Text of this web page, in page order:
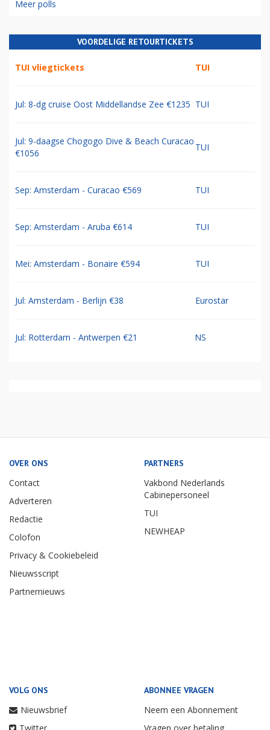
Meer polls
VOORDELIGE RETOURTICKETS
TUI vliegtickets TUI
Jul: 8-dg cruise Oost Middellandse Zee €1235 TUI
Jul: 9-daagse Chogogo Dive & Beach Curacao
€1056
TUI
Sep: Amsterdam - Curacao €569 TUI
Sep: Amsterdam - Aruba €614 TUI
Mei: Amsterdam - Bonaire €594 TUI
Jul: Amsterdam - Berlijn €38 Eurostar
Jul: Rotterdam - Antwerpen €21 NS
OVER ONS
Contact
Adverteren
Redactie
Colofon
Privacy & Cookiebeleid
Nieuwsscript
Partnernieuws
PARTNERS
Vakbond Nederlands
Cabinepersoneel
TUI
NEWHEAP
VOLG ONS
Nieuwsbrief
ABONNEE VRAGEN
Neem een Abonnement